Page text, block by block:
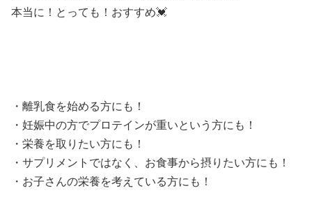
本当に！とっても！おすすめ💓
・離乳食を始める方にも！
・妊娠中の方でプロテインが重いという方にも！
・栄養を取りたい方にも！
・サプリメントではなく、お食事から摂りたい方にも！
・お子さんの栄養を考えている方にも！